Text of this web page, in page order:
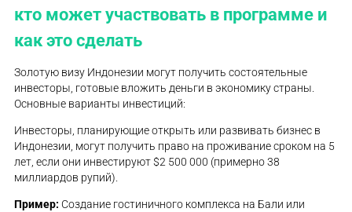
кто может участвовать в программе и
как это сделать
Золотую визу Индонезии могут получить состоятельные
инвесторы, готовые вложить деньги в экономику страны.
Основные варианты инвестиций:
Инвесторы, планирующие открыть или развивать бизнес в
Индонезии, могут получить право на проживание сроком на 5
лет, если они инвестируют $2 500 000 (примерно 38
миллиардов рупий).
Пример: Создание гостиничного комплекса на Бали или